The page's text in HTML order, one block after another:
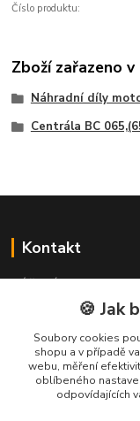
Číslo produktu:
Zboží zařazeno
Náhradní díly
Centrála BC
Kontakt
+420 481 621 329
centraly@enhlava.cz
🍪 Jak
Soubory cookies
shopu a v případě
webu, měření
oblíbeného
odpovídajících